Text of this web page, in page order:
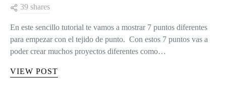
39 shares
En este sencillo tutorial te vamos a mostrar 7 puntos diferentes
para empezar con el tejido de punto. Con estos 7 puntos vas a
poder crear muchos proyectos diferentes como…
VIEW POST